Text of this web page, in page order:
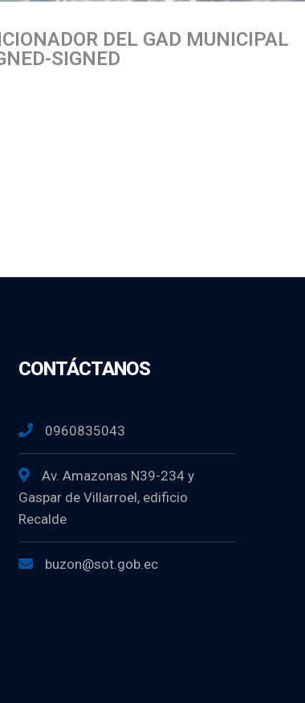
DEL GAD MUNICIPAL
SIGNED
CONTÁCTANOS
0960835043
Av. Amazonas N39-234 y
Gaspar de Villarroel, edificio
Recalde
buzon@sot.gob.ec